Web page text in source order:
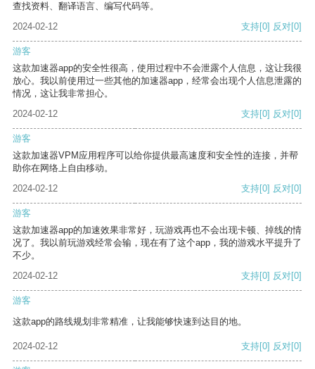
查找资料、翻译语言、编写代码等。
2024-02-12
支持[0] 反对[0]
游客
这款加速器app的安全性很高，使用过程中不会泄露个人信息，这让我很
放心。我以前使用过一些其他的加速器app，经常会出现个人信息泄露的
情况，这让我非常担心。
2024-02-12
支持[0] 反对[0]
游客
这款加速器VPM应用程序可以给你提供最高速度和安全性的连接，并帮
助你在网络上自由移动。
2024-02-12
支持[0] 反对[0]
游客
这款加速器app的加速效果非常好，玩游戏再也不会出现卡顿、掉线的情
况了。我以前玩游戏经常会输，现在有了这个app，我的游戏水平提升了
不少。
2024-02-12
支持[0] 反对[0]
游客
这款app的路线规划非常精准，让我能够快速到达目的地。
2024-02-12 支持[0] 反对[0]